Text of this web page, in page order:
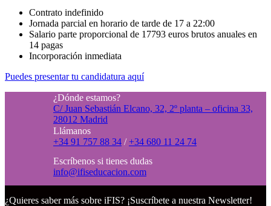
Contrato indefinido
Jornada parcial en horario de tarde de 17 a 22:00
Salario parte proporcional de 17793 euros brutos anuales en
14 pagas
Incorporación inmediata
Puedes presentar tu candidatura aquí
¿Dónde estamos?
C/ Juan Sebastián Elcano, 32, 2º planta – oficina 33,
28012 Madrid
Llámanos
+34 91 757 88 34 /+34 680 11 24 74
Escríbenos si tienes dudas
info@ifiseducacion.com
¿Quieres saber más sobre iFIS? ¡Suscríbete a nuestra Newsletter!